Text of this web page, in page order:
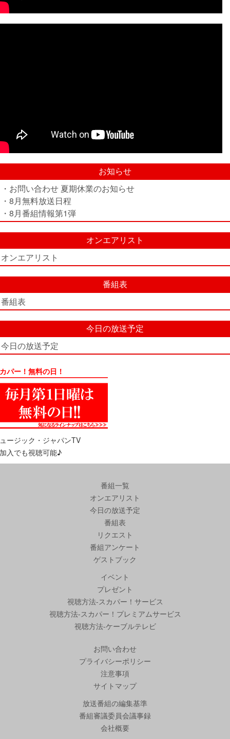
お知らせ
・お問い合わせ 夏期休業のお知らせ
・8月無料放送日程
・8月番組情報第1弾
オンエアリスト
オンエアリスト
番組表
番組表
今日の放送予定
今日の放送予定
パー！無料の日！
ージック・ジャパンTV
入でも視聴可能♪
番組一覧
オンエアリスト
今日の放送予定
番組表
リクエスト
番組アンケート
ゲストブック
イベント
プレゼント
視聴方法-スカパー！サービス
視聴方法-スカパー！プレミアムサービス
視聴方法-ケーブルテレビ
お問い合わせ
プライバシーポリシー
注意事項
サイトマップ
放送番組の編集基準
番組審議委員会議事録
会社概要